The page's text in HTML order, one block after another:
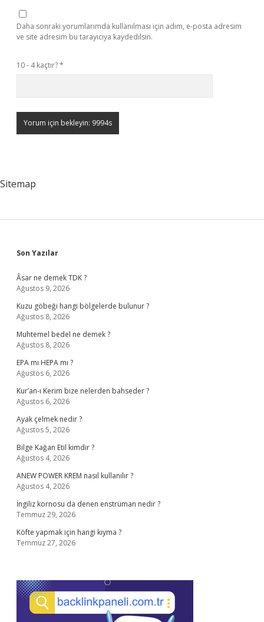
Daha sonraki yorumlarımda kullanılması için adım, e-posta adresim
ve site adresim bu tarayıcıya kaydedilsin.
10 - 4 kaçtır?*
Sitemap
Sidebar
Son Yazılar
Âsar ne demek TDK ?
Ağustos 9, 2026
Kuzu göbeği hangi bölgelerde bulunur ?
Ağustos 8, 2026
Muhtemel bedel ne demek ?
Ağustos 8, 2026
EPA mı HEPA mı ?
Ağustos 6, 2026
Kur’an-ı Kerim bize nelerden bahseder ?
Ağustos 6, 2026
Ayak çelmek nedir ?
Ağustos 5, 2026
Bilge Kağan Etil kimdir ?
Ağustos 4, 2026
ANEW POWER KREM nasıl kullanılır ?
Ağustos 4, 2026
İngiliz kornosu da denen enstrüman nedir ?
Temmuz 29, 2026
Köfte yapmak için hangi kıyma ?
Temmuz 27, 2026